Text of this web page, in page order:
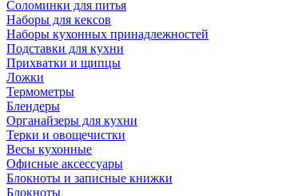
Соломинки для питья
Наборы для кексов
Наборы кухонных принадлежностей
Подставки для кухни
Прихватки и щипцы
Ложки
Термометры
Блендеры
Органайзеры для кухни
Терки и овощечистки
Весы кухонные
Офисные аксессуары
Блокноты и записные книжки
Блокноты